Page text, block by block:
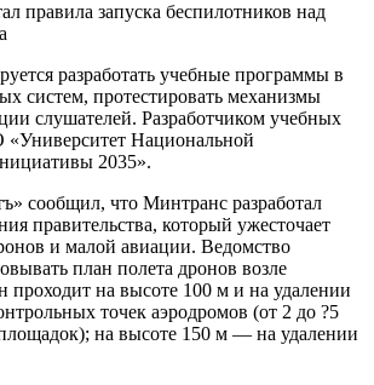
правила запуска беспилотников над
разработать учебные программы в
систем, протестировать механизмы
слушателей. Разработчиком учебных
«Университет Национальной
2035».
сообщил, что Минтранс разработал
правительства, который ужесточает
и малой авиации. Ведомство
план полета дронов возле
проходит на высоте 100 м и на удалении
точек аэродромов (от 2 до ?5
на высоте 150 м — на удалении